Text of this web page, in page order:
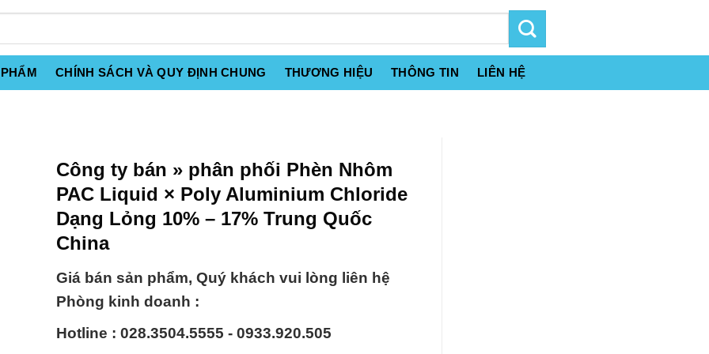
CHÍNH SÁCH VÀ QUY ĐỊNH CHUNG THƯƠNG HIỆU THÔNG TIN LIÊN HỆ
Công ty bán » phân phối Phèn Nhôm
PAC Liquid × Poly Aluminium Chloride
Dạng Lỏng 10% – 17% Trung Quốc
China
Giá bán sản phẩm, Quý khách vui lòng liên hệ
Phòng kinh doanh :
Hotline : 028.3504.5555 - 0933.920.505